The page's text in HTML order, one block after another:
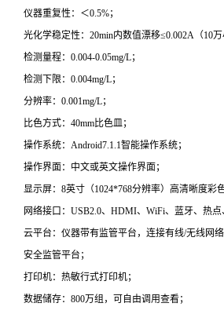
仪器重复性：＜0.5%；
光化学稳定性：20min内数值漂移≤0.002A（10万
检测量程：0.004-0.05mg/L；
检测下限：0.004mg/L；
分辨率：0.001mg/L；
比色方式：40mm比色皿；
操作系统：Android7.1.1智能操作系统；
操作界面：中文或英文操作界面；
显示屏：8英寸（1024*768分辨率）高清晰度彩
网络接口：USB2.0、HDMI、WiFi、蓝牙、热点
云平台：仪器带有监管平台，连接有线/无线网
安全监管平台；
打印机：热敏行式打印机；
数据储存：800万组，可自由调用查看；